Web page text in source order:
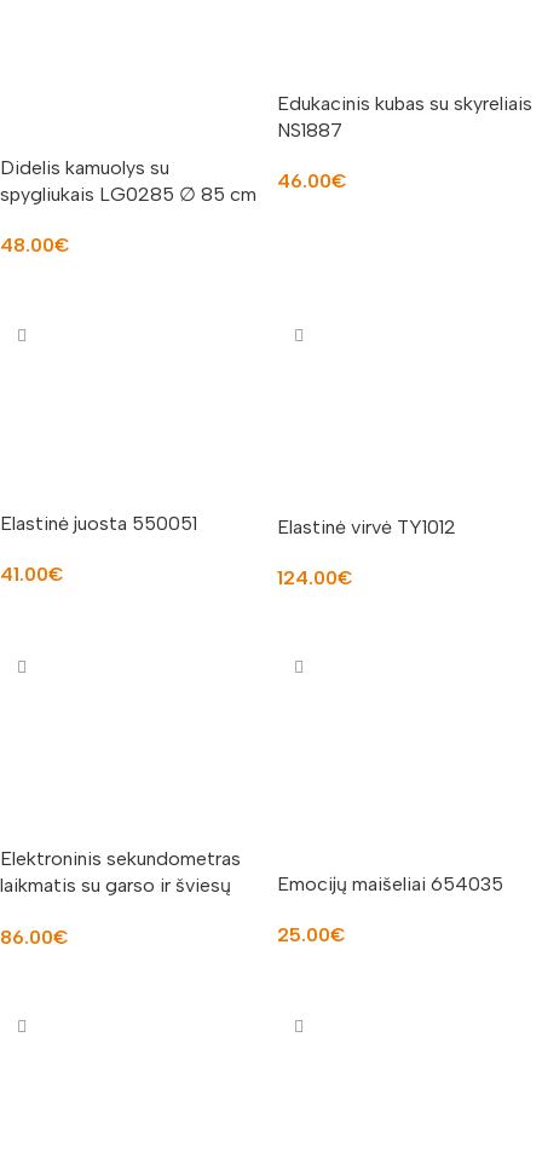
Didelis kamuolys su
spygliukais LG0285 ∅ 85 cm
48.00€
Edukacinis kubas su skyreliais
NS1887
46.00€
Elastinė juosta 550051
41.00€
Elastinė virvė TY1012
124.00€
Elektroninis sekundometras
laikmatis su garso ir šviesų
86.00€
Emocijų maišeliai 654035
25.00€